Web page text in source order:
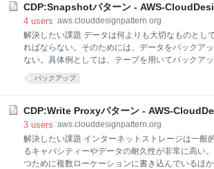
しても、Amazon SQSというサービスがあるので
ソフトを入れて自分で管理するよりも、このサービ
い。すでに存在しているサービスのメリット/デメ
し、使いこなせることが大事。利用者としては、
ほうがいい。 机上実験よりも実証実験 机上実験に
CDP:Snapshotパターン - AWS-
4 users aws.clouddesignpattern.org
解決したい課題 データは何よりも大切なものとし
ればならない。そのためには、データをバックア
ない。具体例としては、テープを用いてバックア
点に保存しておく方法がある。しかしテープバッ
や保管などにコストが掛かかるうえ、これらの作
もテープの容量は有限のため補充が必要になり、完
ある。 クラウドでの解決/パターンの説明 クラウド
がない「インターネットストレージ（Webストレ
を比較的安価に利用できる。 ある瞬間のデータを
を「スナップショット」というが、これはクラウ
バックアップ
CDP:Write Proxyパターン - AWS-
3 users aws.clouddesignpattern.org
解決したい課題 インターネットストレージは一般
るキャパシティーやデータの耐久性が非常に高い
つために複数ローケーションに書き込んでいるほ